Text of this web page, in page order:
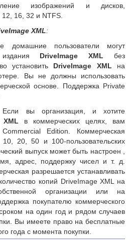
изображений и дисков,
16, 32 и NTFS.
XML:
домашние пользователи могут
издания DriveImage XML без
установить DriveImage XML на
Вы не должны использовать
основе. Поддержка Private
Если вы организация, и хотите
XML в коммерческих целях, вам
Edition. Коммерческая
20, 50 и 100-пользовательских
выпуск может быть настроен ,
адрес, поддержку чисел и т. д.
разрешается устанавливать
копий DriveImage XML на
организации или на
покупателю коммерческого
на один год и рядом случаев
Вы имеете право на бесплатные
года с момента покупки.